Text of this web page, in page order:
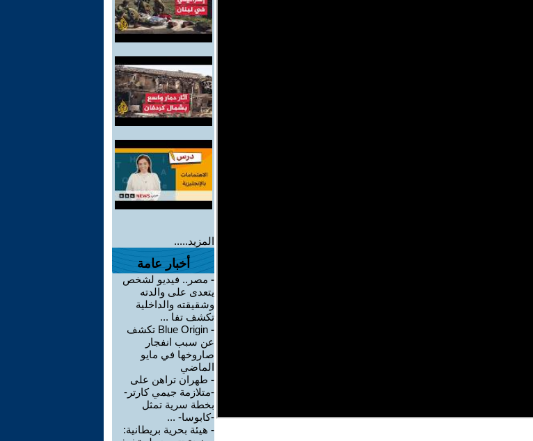
المزيد.....
أخبار عامة
- مصر.. فيديو لشخص
يتعدى على والدته
وشقيقته والداخلية
تكشف تفا ...
-
Blue Origin تكشف
عن سبب انفجار
صاروخها في مايو
الماضي
- طهران تراهن على
-متلازمة جيمي كارتر-
بخطة سرية تمثل
-كابوسا- ...
- هيئة بحرية بريطانية: